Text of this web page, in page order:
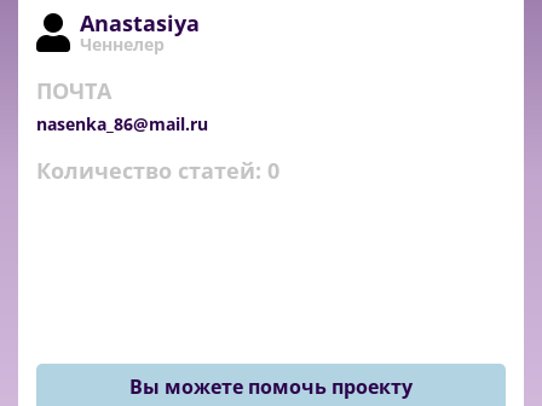
Anastasiya
Ченнелер
ПОЧТА
nasenka_86@mail.ru
Количество статей: 0
Вы можете помочь проекту